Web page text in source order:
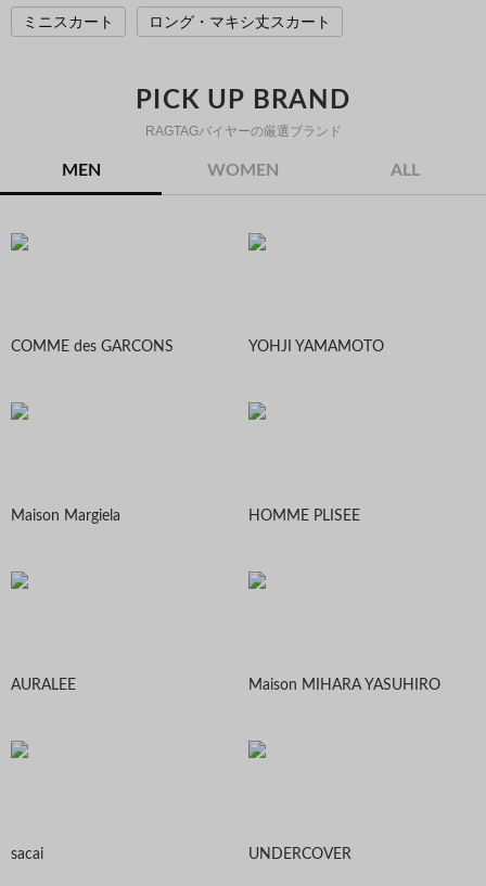
ミニスカート ロング・マキシ丈スカート
PICK UP BRAND
RAGTAGバイヤーの厳選ブランド
MEN WOMEN ALL
COMME des GARCONS YOHJI YAMAMOTO
Maison Margiela HOMME PLISEE
AURALEE Maison MIHARA YASUHIRO
sacai UNDERCOVER